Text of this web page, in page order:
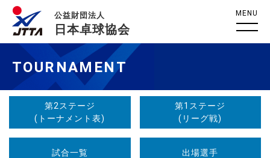
公益財団法人
日本卓球協会
MENU
TOURNAMENT
第2ステージ
(トーナメント表)
第1ステージ
(リーグ戦)
試合一覧 出場選手